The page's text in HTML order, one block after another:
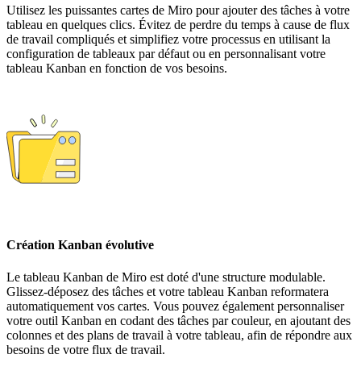
Utilisez les puissantes cartes de Miro pour ajouter des tâches à votre
tableau en quelques clics. Évitez de perdre du temps à cause de flux
de travail compliqués et simplifiez votre processus en utilisant la
configuration de tableaux par défaut ou en personnalisant votre
tableau Kanban en fonction de vos besoins.
Création Kanban évolutive
Le tableau Kanban de Miro est doté d'une structure modulable.
Glissez-déposez des tâches et votre tableau Kanban reformatera
automatiquement vos cartes. Vous pouvez également personnaliser
votre outil Kanban en codant des tâches par couleur, en ajoutant des
colonnes et des plans de travail à votre tableau, afin de répondre aux
besoins de votre flux de travail.